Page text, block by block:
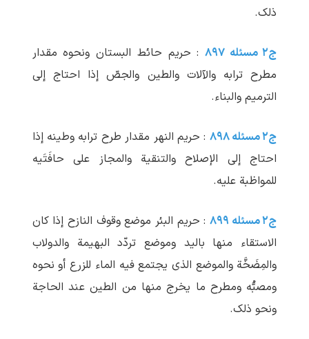
ذلک.
ج۲ مسئله ۸۹۷
: حریم حائط البستان ونحوه مقدار
مطرح ترابه والآلات والطین والجصّ إذا احتاج إلی
الترمیم والبناء.
ج۲ مسئله ۸۹۸
: حریم النهر مقدار طرح ترابه وطینه إذا
احتاج إلی الإصلاح والتنقیة والمجاز علی حافَتَیه
للمواظبة علیه.
ج۲ مسئله ۸۹۹
: حریم البئر موضع وقوف النازح إذا کان
الاستقاء منها بالید وموضع تردّد البهیمة والدولاب
والمِضَخَّة والموضع الذی یجتمع فیه الماء للزرع أو نحوه
ومصبُّه ومطرح ما یخرج منها من الطین عند الحاجة
ونحو ذلک.